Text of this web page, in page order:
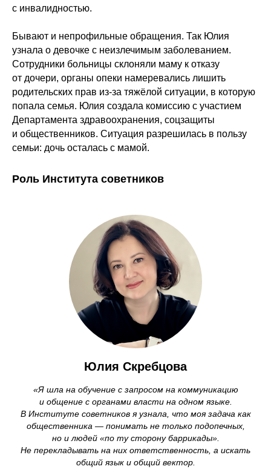
с инвалидностью.
Бывают и непрофильные обращения. Так Юлия
узнала о девочке с неизлечимым заболеванием.
Сотрудники больницы склоняли маму к отказу
от дочери, органы опеки намеревались лишить
родительских прав из-за тяжёлой ситуации, в которую
попала семья. Юлия создала комиссию с участием
Департамента здравоохранения, соцзащиты
и общественников. Ситуация разрешилась в пользу
семьи: дочь осталась с мамой.
Роль Института советников
Юлия Скребцова
«Я шла на обучение с запросом на коммуникацию
и общение с органами власти на одном языке.
В Институте советников я узнала, что моя задача как
общественника — понимать не только подопечных,
но и людей «по ту сторону баррикады».
Не перекладывать на них ответственность, а искать
общий язык и общий вектор.